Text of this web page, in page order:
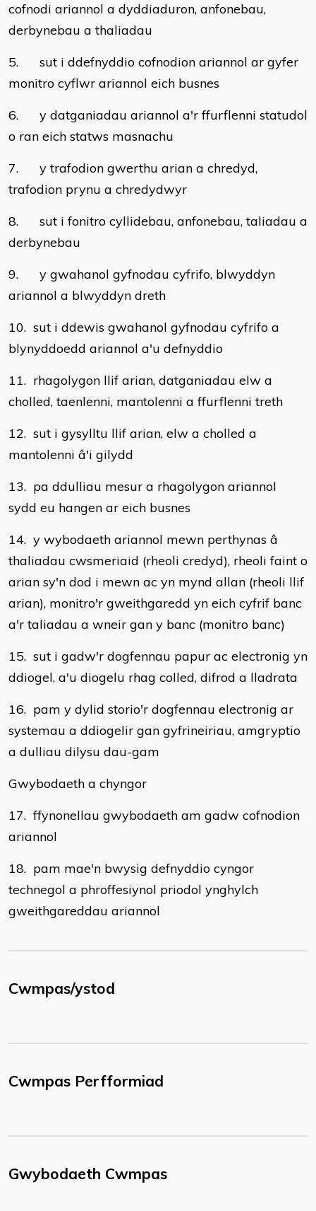
cofnodi ariannol a dyddiaduron, anfonebau,
derbynebau a thaliadau
5. sut i ddefnyddio cofnodion ariannol ar gyfer
monitro cyflwr ariannol eich busnes
6. y datganiadau ariannol a'r ffurflenni statudol
o ran eich statws masnachu
7. y trafodion gwerthu arian a chredyd,
trafodion prynu a chredydwyr
8. sut i fonitro cyllidebau, anfonebau, taliadau a
derbynebau
9. y gwahanol gyfnodau cyfrifo, blwyddyn
ariannol a blwyddyn dreth
10. sut i ddewis gwahanol gyfnodau cyfrifo a
blynyddoedd ariannol a'u defnyddio
11. rhagolygon llif arian, datganiadau elw a
cholled, taenlenni, mantolenni a ffurflenni treth
12. sut i gysylltu llif arian, elw a cholled a
mantolenni â'i gilydd
13. pa ddulliau mesur a rhagolygon ariannol
sydd eu hangen ar eich busnes
14. y wybodaeth ariannol mewn perthynas â
thaliadau cwsmeriaid (rheoli credyd), rheoli faint o
arian sy'n dod i mewn ac yn mynd allan (rheoli llif
arian), monitro'r gweithgaredd yn eich cyfrif banc
a'r taliadau a wneir gan y banc (monitro banc)
15. sut i gadw'r dogfennau papur ac electronig yn
ddiogel, a'u diogelu rhag colled, difrod a lladrata
16. pam y dylid storio'r dogfennau electronig ar
systemau a ddiogelir gan gyfrineiriau, amgryptio
a dulliau dilysu dau-gam
Gwybodaeth a chyngor
17. ffynonellau gwybodaeth am gadw cofnodion
ariannol
18. pam mae'n bwysig defnyddio cyngor
technegol a phroffesiynol priodol ynghylch
gweithgareddau ariannol
Cwmpas/ystod
Cwmpas Perfformiad
Gwybodaeth Cwmpas